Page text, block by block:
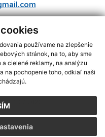
používame na zlepšenie
stránok, na to, aby sme
cielené reklamy, na analýzu
na pochopenie toho, odkiaľ naši
informácií s využitím RSS,
2,Mapa stránok, web portál
domény,spoločnosť wbx,
31.07.2026
o prístupnosti
|Cookies